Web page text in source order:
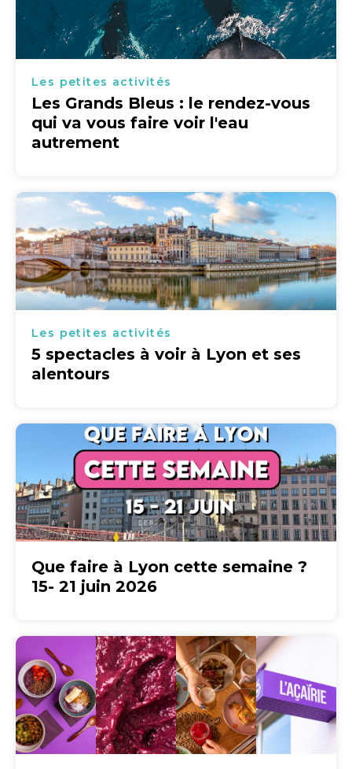
Les petites activités
Les Grands Bleus : le rendez-vous
qui va vous faire voir l'eau
autrement
Les petites activités
5 spectacles à voir à Lyon et ses
alentours
Que faire à Lyon cette semaine ?
15- 21 juin 2026